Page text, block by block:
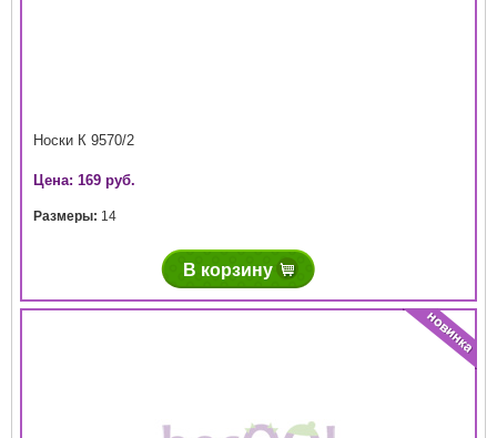
Носки К 9570/2
Цена: 169 руб.
Размеры: 14
В корзину